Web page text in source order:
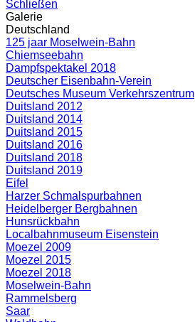
Schließen
Galerie
Deutschland
125 jaar Moselwein-Bahn
Chiemseebahn
Dampfspektakel 2018
Deutscher Eisenbahn-Verein
Deutsches Museum Verkehrszentrum
Duitsland 2012
Duitsland 2014
Duitsland 2015
Duitsland 2016
Duitsland 2018
Duitsland 2019
Eifel
Harzer Schmalspurbahnen
Heidelberger Bergbahnen
Hunsrückbahn
Localbahnmuseum Eisenstein
Moezel 2009
Moezel 2015
Moezel 2018
Moselwein-Bahn
Rammelsberg
Saar